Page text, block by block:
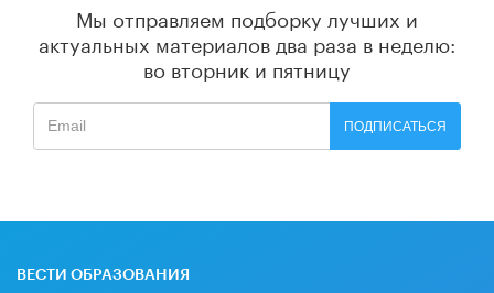
Мы отправляем подборку лучших и
актуальных материалов два раза в неделю:
во вторник и пятницу
ПОДПИСАТЬСЯ
ВЕСТИ ОБРАЗОВАНИЯ